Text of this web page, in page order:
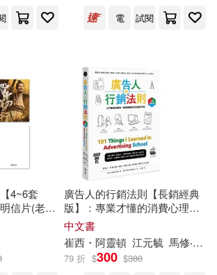
勇（編著）(1)
著(1)
(1)
編委會（編著）(1)
胡可先 編著(1)
花於景(1)
電
試閱
4~6套
信片(老黃
李庚希領
悍刀行》
廣告人的行銷法則【長銷經典
版】：專業才懂的消費心理
學，從社群小編到上班族，在
社會走跳必學的101行銷力
中文書
崔西・阿靈頓 江元毓 馬修‧佛瑞德列克（Matthew Frederick）
79 折 $300 $380